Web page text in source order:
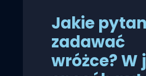
Jakie
zadawać
wróżce? W